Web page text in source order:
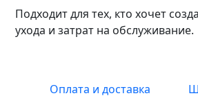
Подходит для тех, кто хочет
ухода и затрат на обслуживание.
Оплата и доставка